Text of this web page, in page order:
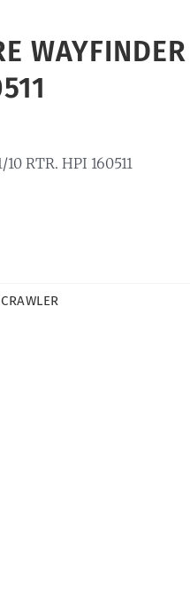
WAYFINDER
RTR. HPI 160511
CRAWLER